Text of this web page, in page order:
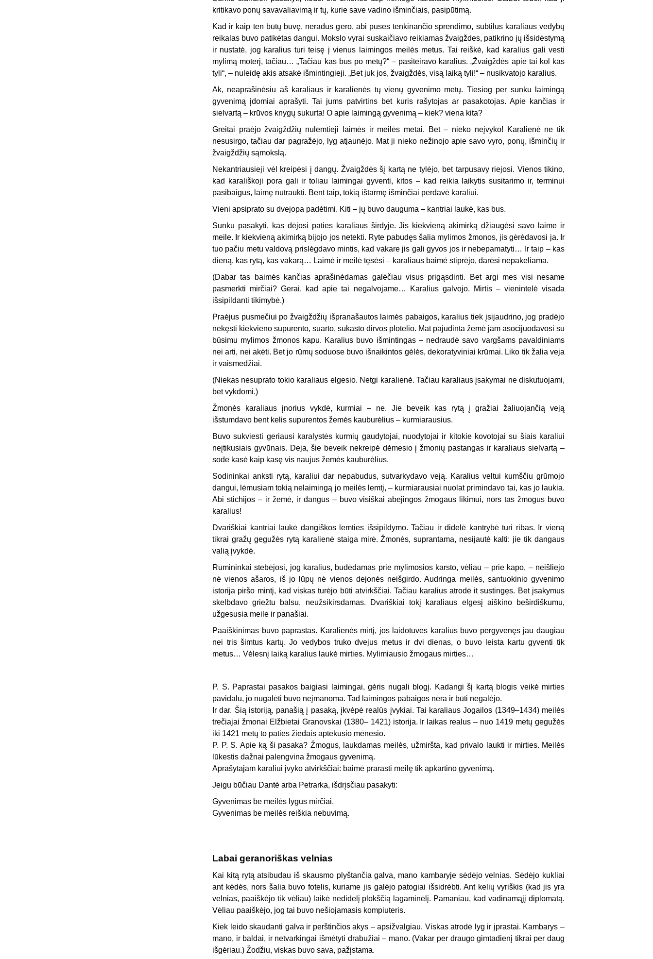
kritikavo ponų savavaliavimą ir tų, kurie save vadino išminčiais, pasipūtimą.
Kad ir kaip ten būtų buvę, neradus gero, abi puses tenkinančio sprendimo, subtilus karaliaus vedybų
reikalas buvo patikėtas dangui. Mokslo vyrai suskaičiavo reikiamas žvaigždes, patikrino jų išsidėstymą
ir nustatė, jog karalius turi teisę į vienus laimingos meilės metus. Tai reiškė, kad karalius gali vesti
mylimą moterį, tačiau… „Tačiau kas bus po metų?“ – pasiteiravo karalius. „Žvaigždės apie tai kol kas
tyli“, – nuleidę akis atsakė išmintingieji. „Bet juk jos, žvaigždės, visą laiką tyli!“ – nusikvatojo karalius.
Ak, neaprašinėsiu aš karaliaus ir karalienės tų vienų gyvenimo metų. Tiesiog per sunku laimingą
gyvenimą įdomiai aprašyti. Tai jums patvirtins bet kuris rašytojas ar pasakotojas. Apie kančias ir
sielvartą – krūvos knygų sukurta! O apie laimingą gyvenimą – kiek? viena kita?
Greitai praėjo žvaigždžių nulemtieji laimės ir meilės metai. Bet – nieko neįvyko! Karalienė ne tik
nesusirgo, tačiau dar pagražėjo, lyg atjaunėjo. Mat ji nieko nežinojo apie savo vyro, ponų, išminčių ir
žvaigždžių sąmokslą.
Nekantriausieji vėl kreipėsi į dangų. Žvaigždės šį kartą ne tylėjo, bet tarpusavy riejosi. Vienos tikino,
kad karališkoji pora gali ir toliau laimingai gyventi, kitos – kad reikia laikytis susitarimo ir, terminui
pasibaigus, laimę nutraukti. Bent taip, tokią ištarmę išminčiai perdavė karaliui.
Vieni apsiprato su dvejopa padėtimi. Kiti – jų buvo dauguma – kantriai laukė, kas bus.
Sunku pasakyti, kas dėjosi paties karaliaus širdyje. Jis kiekvieną akimirką džiaugėsi savo laime ir
meile. Ir kiekvieną akimirką bijojo jos netekti. Ryte pabudęs šalia mylimos žmonos, jis gėrėdavosi ja. Ir
tuo pačiu metu valdovą prislėgdavo mintis, kad vakare jis gali gyvos jos ir nebepamatyti… Ir taip – kas
dieną, kas rytą, kas vakarą… Laimė ir meilė tęsėsi – karaliaus baimė stiprėjo, darėsi nepakeliama.
(Dabar tas baimės kančias aprašinėdamas galėčiau visus prigąsdinti. Bet argi mes visi nesame
pasmerkti mirčiai? Gerai, kad apie tai negalvojame… Karalius galvojo. Mirtis – vienintelė visada
išsipildanti tikimybė.)
Praėjus pusmečiui po žvaigždžių išpranašautos laimės pabaigos, karalius tiek įsijaudrino, jog pradėjo
nekęsti kiekvieno supurento, suarto, sukasto dirvos plotelio. Mat pajudinta žemė jam asocijuodavosi su
būsimu mylimos žmonos kapu. Karalius buvo išmintingas – nedraudė savo vargšams pavaldiniams
nei arti, nei akėti. Bet jo rūmų soduose buvo išnaikintos gėlės, dekoratyviniai krūmai. Liko tik žalia veja
ir vaismedžiai.
(Niekas nesuprato tokio karaliaus elgesio. Netgi karalienė. Tačiau karaliaus įsakymai ne diskutuojami,
bet vykdomi.)
Žmonės karaliaus įnorius vykdė, kurmiai – ne. Jie beveik kas rytą į gražiai žaliuojančią veją
išstumdavo bent kelis supurentos žemės kauburėlius – kurmiarausius.
Buvo sukviesti geriausi karalystės kurmių gaudytojai, nuodytojai ir kitokie kovotojai su šiais karaliui
neįtikusiais gyvūnais. Deja, šie beveik nekreipė dėmesio į žmonių pastangas ir karaliaus sielvartą –
sode kasė kaip kasę vis naujus žemės kauburėlius.
Sodininkai anksti rytą, karaliui dar nepabudus, sutvarkydavo veją. Karalius veltui kumščiu grūmojo
dangui, lėmusiam tokią nelaimingą jo meilės lemtį, – kurmiarausiai nuolat primindavo tai, kas jo laukia.
Abi stichijos – ir žemė, ir dangus – buvo visiškai abejingos žmogaus likimui, nors tas žmogus buvo
karalius!
Dvariškiai kantriai laukė dangiškos lemties išsipildymo. Tačiau ir didelė kantrybė turi ribas. Ir vieną
tikrai gražų gegužės rytą karalienė staiga mirė. Žmonės, suprantama, nesijautė kalti: jie tik dangaus
valią įvykdė.
Rūmininkai stebėjosi, jog karalius, budėdamas prie mylimosios karsto, vėliau – prie kapo, – neišliejo
nė vienos ašaros, iš jo lūpų nė vienos dejonės neišgirdo. Audringa meilės, santuokinio gyvenimo
istorija piršo mintį, kad viskas turėjo būti atvirkščiai. Tačiau karalius atrodė it sustingęs. Bet įsakymus
skelbdavo griežtu balsu, neužsikirsdamas. Dvariškiai tokį karaliaus elgesį aiškino beširdiškumu,
užgesusia meile ir panašiai.
Paaiškinimas buvo paprastas. Karalienės mirtį, jos laidotuves karalius buvo pergyvenęs jau daugiau
nei tris šimtus kartų. Jo vedybos truko dvejus metus ir dvi dienas, o buvo leista kartu gyventi tik
metus… Vėlesnį laiką karalius laukė mirties. Mylimiausio žmogaus mirties…
P. S. Paprastai pasakos baigiasi laimingai, gėris nugali blogį. Kadangi šį kartą blogis veikė mirties
pavidalu, jo nugalėti buvo neįmanoma. Tad laimingos pabaigos nėra ir būti negalėjo.
Ir dar. Šią istoriją, panašią į pasaką, įkvėpė realūs įvykiai. Tai karaliaus Jogailos (1349–1434) meilės
trečiajai žmonai Elžbietai Granovskai (1380– 1421) istorija. Ir laikas realus – nuo 1419 metų gegužės
iki 1421 metų to paties žiedais aptekusio mėnesio.
P. P. S. Apie ką ši pasaka? Žmogus, laukdamas meilės, užmiršta, kad privalo laukti ir mirties. Meilės
lūkestis dažnai palengvina žmogaus gyvenimą.
Aprašytajam karaliui įvyko atvirkščiai: baimė prarasti meilę tik apkartino gyvenimą.
Jeigu būčiau Dantė arba Petrarka, išdrįsčiau pasakyti:
Gyvenimas be meilės lygus mirčiai.
Gyvenimas be meilės reiškia nebuvimą.
Labai geranoriškas velnias
Kai kitą rytą atsibudau iš skausmo plyštančia galva, mano kambaryje sėdėjo velnias. Sėdėjo kukliai
ant kėdės, nors šalia buvo fotelis, kuriame jis galėjo patogiai išsidrėbti. Ant kelių vyriškis (kad jis yra
velnias, paaiškėjo tik vėliau) laikė nedidelį plokščią lagaminėlį. Pamaniau, kad vadinamąjį diplomatą.
Vėliau paaiškėjo, jog tai buvo nešiojamasis kompiuteris.
Kiek leido skaudanti galva ir perštinčios akys – apsižvalgiau. Viskas atrodė lyg ir įprastai. Kambarys –
mano, ir baldai, ir netvarkingai išmėtyti drabužiai – mano. (Vakar per draugo gimtadienį tikrai per daug
išgėriau.) Žodžiu, viskas buvo sava, pažįstama.